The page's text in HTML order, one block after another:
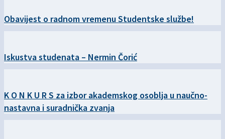
Obavijest o radnom vremenu Studentske službe!
Iskustva studenata – Nermin Čorić
K O N K U R S za izbor akademskog osoblja u naučno-
nastavna i suradnička zvanja